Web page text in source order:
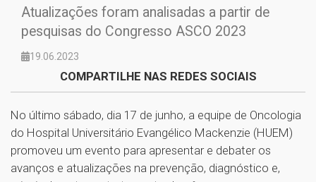
Atualizações foram analisadas a partir de
pesquisas do Congresso ASCO 2023
19.06.2023
COMPARTILHE NAS REDES SOCIAIS
No último sábado, dia 17 de junho, a equipe de Oncologia
do Hospital Universitário Evangélico Mackenzie (HUEM)
promoveu um evento para apresentar e debater os
avanços e atualizações na prevenção, diagnóstico e,